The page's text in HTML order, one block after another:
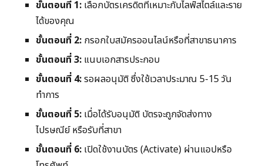
ขั้นตอนที่ 1: เลือกบัตรเครดิตที่เหมาะกับไลฟ์สไตล์และราย
ได้ของคุณ
ขั้นตอนที่ 2: กรอกใบสมัครออนไลน์หรือที่สาขาธนาคาร
ขั้นตอนที่ 3: แนบเอกสารประกอบ
ขั้นตอนที่ 4:รอผลอนุมัติ ซึ่งใช้เวลาประมาณ 5-15 วัน
ทำการ
ขั้นตอนที่ 5: เมื่อได้รับอนุมัติ บัตรจะถูกจัดส่งทาง
ไปรษณีย์ หรือรับที่สาขา
ขั้นตอนที่ 6: เปิดใช้งานบัตร (Activate) ผ่านแอปหรือ